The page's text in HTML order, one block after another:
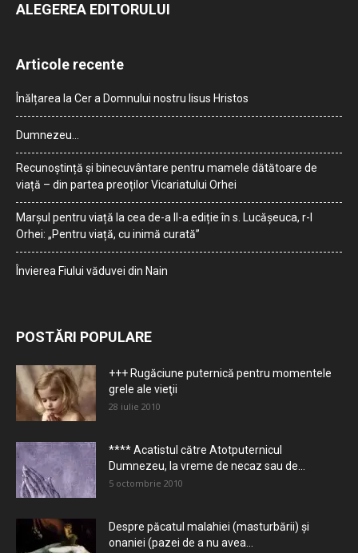
ALEGEREA EDITORULUI
Articole recente
Înălțarea la Cer a Domnului nostru Iisus Hristos
Dumnezeu…
Recunoștință și binecuvântare pentru mamele dătătoare de
viață – din partea preoților Vicariatului Orhei
Marșul pentru viață la cea de-a II-a ediție în s. Lucășeuca, r-l
Orhei: „Pentru viață, cu inimă curată”
Învierea Fiului văduvei din Nain
POSTĂRI POPULARE
+++ Rugăciune puternică pentru momentele
grele ale vieţii
28 iulie 2010
**** Acatistul către Atotputernicul
Dumnezeu, la vreme de necaz sau de...
5 octombrie 2010
Despre păcatul malahiei (masturbării) şi
onaniei (pazei de a nu avea...